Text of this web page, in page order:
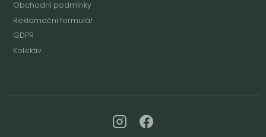
Obchodní podmínky
Reklamační formulář
GDPR
Kolektiv